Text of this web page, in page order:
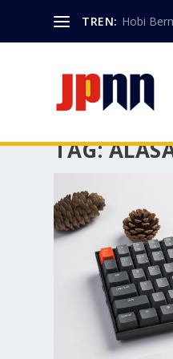
TREN: Hobi
TAG: